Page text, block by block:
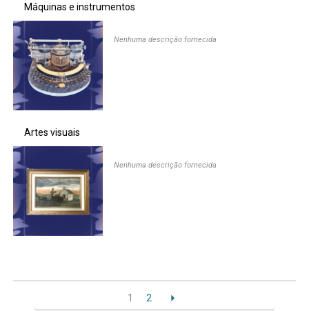
Máquinas e instrumentos
Nenhuma descrição fornecida
Artes visuais
Nenhuma descrição fornecida
1 2